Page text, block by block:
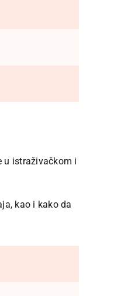
u istraživačkom i
kao i kako da